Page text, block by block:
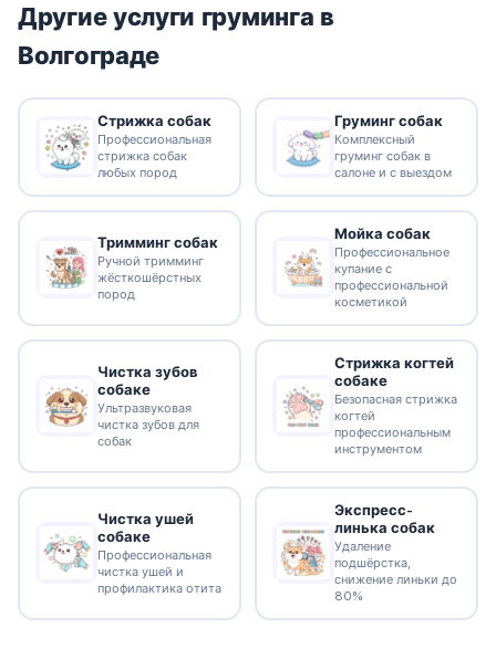
Другие услуги груминга в
Волгограде
Стрижка собак
Профессиональная
стрижка собак
любых пород
Груминг собак
Комплексный
груминг собак в
салоне и с выездом
Тримминг собак
Ручной тримминг
жёсткошёрстных
пород
Мойка собак
Профессиональное
купание с
профессиональной
косметикой
Чистка зубов
собаке
Ультразвуковая
чистка зубов для
собак
Стрижка когтей
собаке
Безопасная стрижка
когтей
профессиональным
инструментом
Чистка ушей
собаке
Профессиональная
чистка ушей и
профилактика отита
Экспресс-
линька собак
Удаление
подшёрстка,
снижение линьки до
80%